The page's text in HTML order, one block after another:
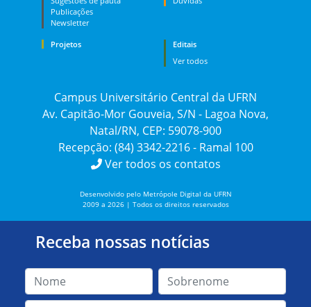
Publicações
Newsletter
Projetos
Editais
Ver todos
Campus Universitário Central da UFRN
Av. Capitão-Mor Gouveia, S/N - Lagoa Nova,
Natal/RN, CEP: 59078-900
Recepção: (84) 3342-2216 - Ramal 100
Ver todos os contatos
Desenvolvido pelo Metrópole Digital da UFRN
2009 a 2026 | Todos os direitos reservados
Receba nossas notícias